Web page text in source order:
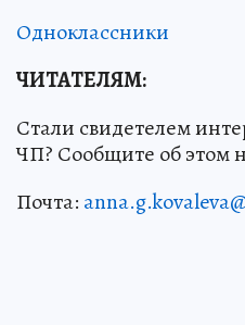
Одноклассники
ЧИТАТЕЛЯМ:
Стали свидетелем
ЧП? Сообщите об
Почта: